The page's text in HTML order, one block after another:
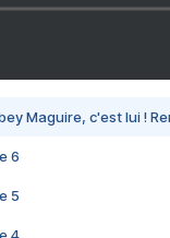
Maguire, c'est lui !
6
5